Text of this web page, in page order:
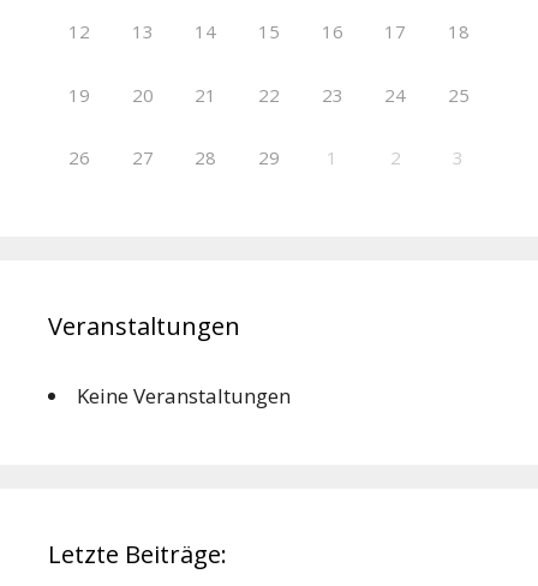
12 13 14 15 16 17 18
19 20 21 22 23 24 25
26 27 28 29 1 2 3
Veranstaltungen
Keine Veranstaltungen
Letzte Beiträge: